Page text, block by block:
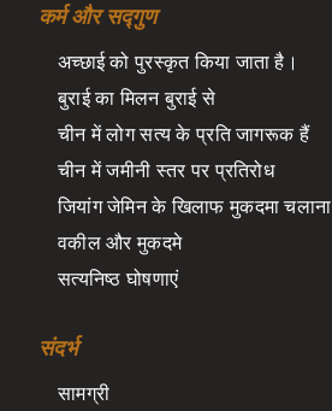
कर्म और सद्गुण
अच्छाई को पुरस्कृत किया जाता है।
बुराई का मिलन बुराई से
चीन में लोग सत्य के प्रति जागरूक हैं
चीन में जमीनी स्तर पर प्रतिरोध
जियांग जेमिन के खिलाफ मुकदमा चलाना
वकील और मुकदमे
सत्यनिष्ठ घोषणाएं
संदर्भ
सामग्री